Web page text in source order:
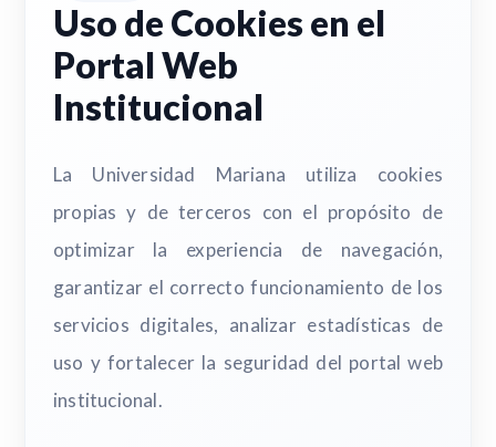
Uso de Cookies en el
Portal Web
Institucional
La Universidad Mariana utiliza cookies
propias y de terceros con el propósito de
optimizar la experiencia de navegación,
garantizar el correcto funcionamiento de los
servicios digitales, analizar estadísticas de
uso y fortalecer la seguridad del portal web
institucional.